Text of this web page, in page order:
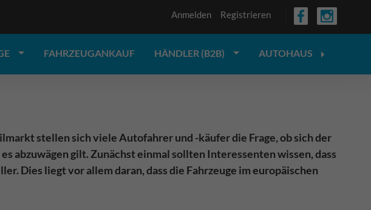
Anmelden Registrieren
FAHRZEUGANKAUF HÄNDLER (B2B) AUTOHAUS
stellen sich viele Autofahrer und -käufer die Frage, ob sich der
abzuwägen gilt. Zunächst einmal sollten Interessenten wissen, dass
Dies liegt vor allem daran, dass die Fahrzeuge im europäischen